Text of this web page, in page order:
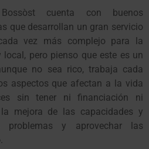
cuenta con buenos
que desarrollan un gran servicio
vez más complejo para la
pero pienso que este es un
no sea rico, trabaja cada
aspectos que afectan a la vida
sin tener ni financiación ni
mejora de las capacidades y
y aprovechar las